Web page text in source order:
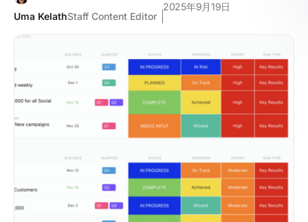
Uma KelathStaff Content Editor
2025年9月19日